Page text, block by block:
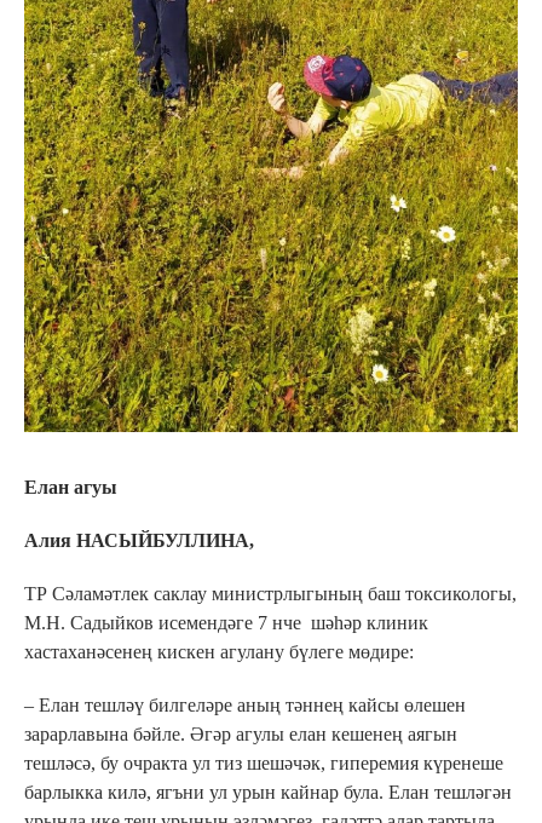
Елан агуы
Алия НАСЫЙБУЛЛИНА,
ТР Сәламәтлек саклау министрлыгының баш токсикологы,
М.Н. Садыйков исемендәге 7 нче шәһәр клиник
хастаханәсенең кискен агулану бүлеге мөдире:
– Елан тешләү билгеләре аның тәннең кайсы өлешен
зарарлавына бәйле. Әгәр агулы елан кешенең аягын
тешләсә, бу очракта ул тиз шешәчәк, гиперемия күренеше
барлыкка килә, ягъни ул урын кайнар була. Елан тешләгән